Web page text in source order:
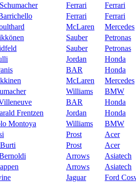
Ferrari
Ferrari
Ferrari
Ferrari
McLaren
Mercedes
Sauber
Petronas
Sauber
Petronas
Jordan
Honda
BAR
Honda
McLaren
Mercedes
Williams
BMW
BAR
Honda
Frentzen Jordan
Honda
Montoya Williams
BMW
Prost
Acer
Prost
Acer
Arrows
Asiatech
Arrows
Asiatech
Jaguar
Ford